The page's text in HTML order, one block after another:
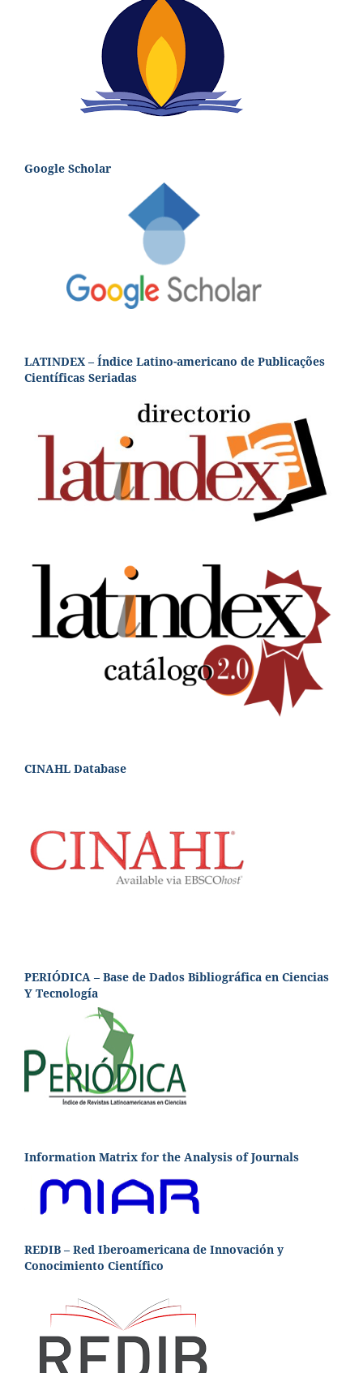
Google Scholar
LATINDEX – Índice Latino-americano de Publicações
Científicas Seriadas
CINAHL Database
PERIÓDICA – Base de Dados Bibliográfica en Ciencias
Y Tecnología
Information Matrix for the Analysis of Journals
REDIB – Red Iberoamericana de Innovación y
Conocimiento Científico